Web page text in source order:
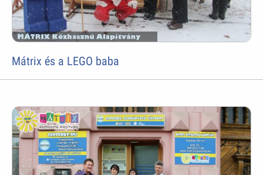
Mátrix és a LEGO baba